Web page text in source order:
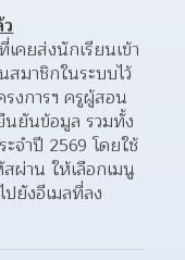
คยส่งนักเรียนเข้า
สมาชิกในระบบไว้
รงการฯ ครูผู้สอน
นยันข้อมูล รวมทั้ง
ะจำปี 2569 โดยใช้
ผ่าน ให้เลือกเมนู
ยังอีเมลที่ลง